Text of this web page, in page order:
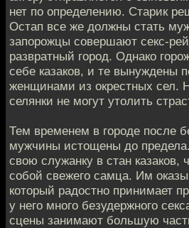
нет по определению. Старик
Остап все же должны стать
запорожцы совершают секс-
развратный город. Однако
себе казаков, и те вынуждены
женщинами из окрестных сел.
селянки не могут утолить
Тем временем в городе после
мужчины истощены до
свою служанку в стан казаков,
собой свежего самца. Им
который радостно принимает
у него много безудержного
сцены занимают большую